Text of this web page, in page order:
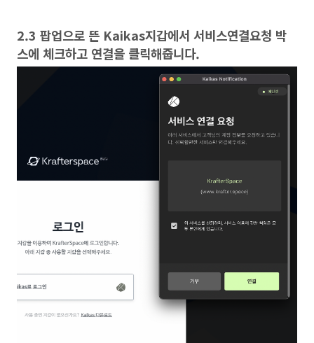
2.3 팝업으로 뜬 Kaikas지갑에서 서비스연결요청 박
스에 체크하고 연결을 클릭해줍니다.